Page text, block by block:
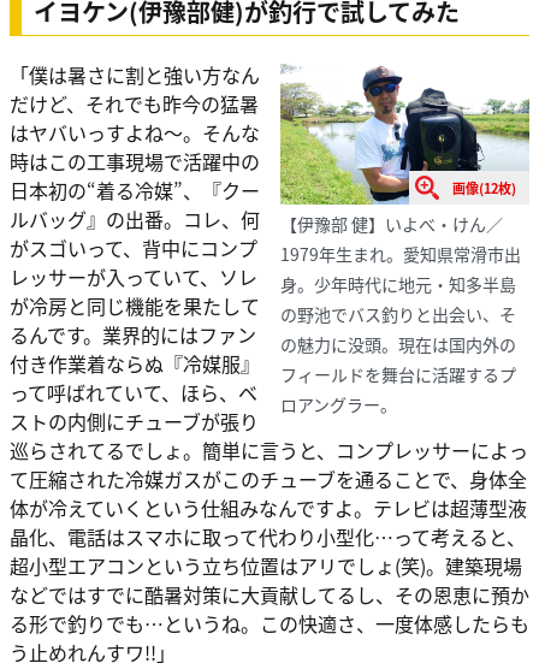
イヨケン(伊豫部健)が釣行で試してみた
画像(12枚)
【伊豫部 健】いよべ・けん／
1979年生まれ。愛知県常滑市出
身。少年時代に地元・知多半島
の野池でバス釣りと出会い、そ
の魅力に没頭。現在は国内外の
フィールドを舞台に活躍するプ
ロアングラー。
「僕は暑さに割と強い方なん
だけど、それでも昨今の猛暑
はヤバいっすよね～。そんな
時はこの工事現場で活躍中の
日本初の“着る冷媒”、『クー
ルバッグ』の出番。コレ、何
がスゴいって、背中にコンプ
レッサーが入っていて、ソレ
が冷房と同じ機能を果たして
るんです。業界的にはファン
付き作業着ならぬ『冷媒服』
って呼ばれていて、ほら、ベ
ストの内側にチューブが張り
巡らされてるでしょ。簡単に言うと、コンプレッサーによっ
て圧縮された冷媒ガスがこのチューブを通ることで、身体全
体が冷えていくという仕組みなんですよ。テレビは超薄型液
晶化、電話はスマホに取って代わり小型化…って考えると、
超小型エアコンという立ち位置はアリでしょ(笑)。建築現場
などではすでに酷暑対策に大貢献してるし、その恩恵に預か
る形で釣りでも…というね。この快適さ、一度体感したらも
う止めれんすワ!!」